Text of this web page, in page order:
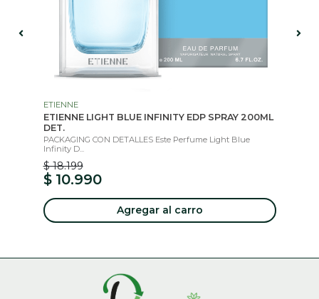
ETIENNE
ETIENNE LIGHT BLUE INFINITY EDP SPRAY 200ML
DET.
PACKAGING CON DETALLES Este Perfume Light Blue
Infinity D...
$ 18.199
$ 10.990
Agregar al carro